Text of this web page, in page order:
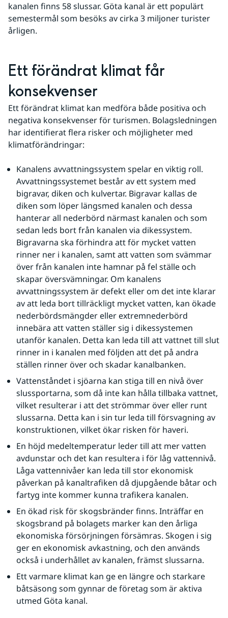
kanalen finns 58 slussar. Göta kanal är ett populärt
semestermål som besöks av cirka 3 miljoner turister
årligen.
Ett förändrat klimat får
konsekvenser
Ett förändrat klimat kan medföra både positiva och
negativa konsekvenser för turismen. Bolagsledningen
har identifierat flera risker och möjligheter med
klimatförändringar:
Kanalens avvattningssystem spelar en viktig roll.
Avvattningssystemet består av ett system med
bigravar, diken och kulvertar. Bigravar kallas de
diken som löper längsmed kanalen och dessa
hanterar all nederbörd närmast kanalen och som
sedan leds bort från kanalen via dikessystem.
Bigravarna ska förhindra att för mycket vatten
rinner ner i kanalen, samt att vatten som svämmar
över från kanalen inte hamnar på fel ställe och
skapar översvämningar. Om kanalens
avvattningssystem är defekt eller om det inte klarar
av att leda bort tillräckligt mycket vatten, kan ökade
nederbördsmängder eller extremnederbörd
innebära att vatten ställer sig i dikessystemen
utanför kanalen. Detta kan leda till att vattnet till slut
rinner in i kanalen med följden att det på andra
ställen rinner över och skadar kanalbanken.
Vattenståndet i sjöarna kan stiga till en nivå över
slussportarna, som då inte kan hålla tillbaka vattnet,
vilket resulterar i att det strömmar över eller runt
slussarna. Detta kan i sin tur leda till försvagning av
konstruktionen, vilket ökar risken för haveri.
En höjd medeltemperatur leder till att mer vatten
avdunstar och det kan resultera i för låg vattennivå.
Låga vattennivåer kan leda till stor ekonomisk
påverkan på kanaltrafiken då djupgående båtar och
fartyg inte kommer kunna trafikera kanalen.
En ökad risk för skogsbränder finns. Inträffar en
skogsbrand på bolagets marker kan den årliga
ekonomiska försörjningen försämras. Skogen i sig
ger en ekonomisk avkastning, och den används
också i underhållet av kanalen, främst slussarna.
Ett varmare klimat kan ge en längre och starkare
båtsäsong som gynnar de företag som är aktiva
utmed Göta kanal.